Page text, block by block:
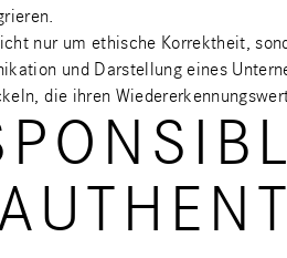
nur um ethische Korrektheit,
und Darstellung eines
die ihren